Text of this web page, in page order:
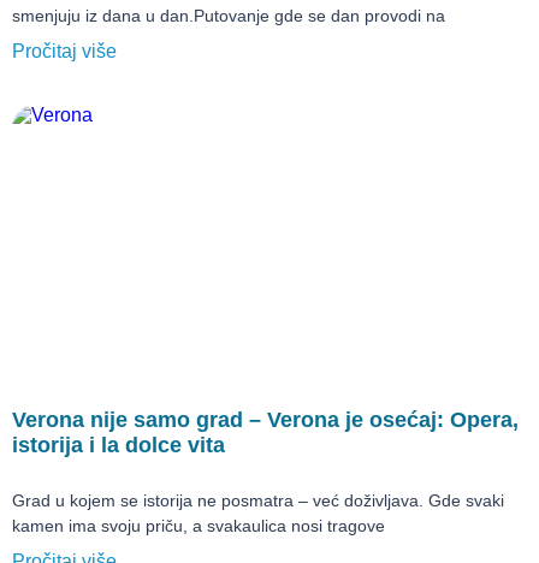
smenjuju iz dana u dan.Putovanje gde se dan provodi na
Pročitaj više
Verona nije samo grad – Verona je osećaj: Opera,
istorija i la dolce vita
Grad u kojem se istorija ne posmatra – već doživljava. Gde svaki
kamen ima svoju priču, a svakaulica nosi tragove